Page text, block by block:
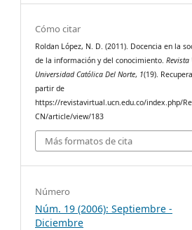
Cómo citar
Roldan López, N. D. (2011). Docencia en la
de la información y del conocimiento.
Universidad Católica Del Norte, 1(19).
partir de
https://revistavirtual.ucn.edu.co/index.php/
CN/article/view/183
Más formatos de cita
Número
Núm. 19 (2006): Septiembre -
Diciembre